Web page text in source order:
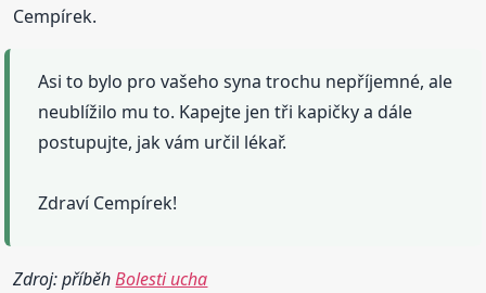
Cempírek.
Asi to bylo pro vašeho syna trochu nepříjemné, ale
neublížilo mu to. Kapejte jen tři kapičky a dále
postupujte, jak vám určil lékař.
Zdraví Cempírek!
Zdroj: příběhBolesti ucha